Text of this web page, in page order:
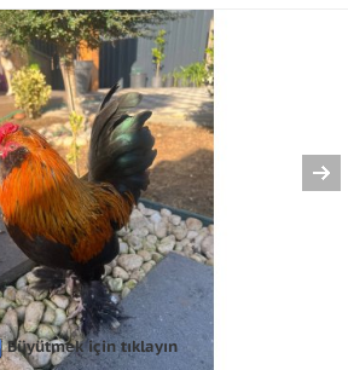
Büyütmek için tıklayın